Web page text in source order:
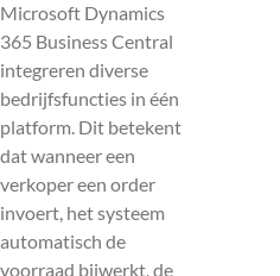
Microsoft Dynamics
365 Business Central
integreren diverse
bedrijfsfuncties in één
platform. Dit betekent
dat wanneer een
verkoper een order
invoert, het systeem
automatisch de
voorraad bijwerkt, de